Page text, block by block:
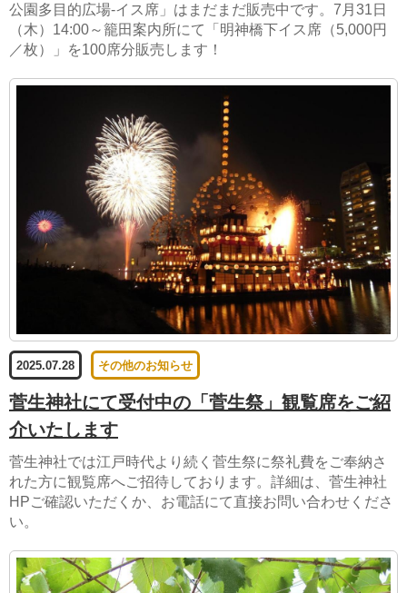
公園多目的広場-イス席」はまだまだ販売中です。7月31日
（木）14:00～籠田案内所にて「明神橋下イス席（5,000円
／枚）」を100席分販売します！
2025.07.28 その他のお知らせ
菅生神社にて受付中の「菅生祭」観覧席をご紹
介いたします
菅生神社では江戸時代より続く菅生祭に祭礼費をご奉納さ
れた方に観覧席へご招待しております。詳細は、菅生神社
HPご確認いただくか、お電話にて直接お問い合わせくださ
い。